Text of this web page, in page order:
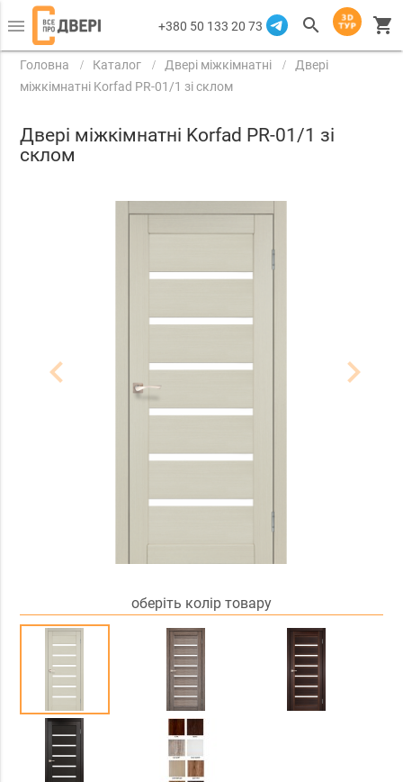
menu +380 50 133 20 73 search shopping_cart
Головна Каталог Двері міжкімнатні
Двері
міжкімнатні Korfad PR-01/1 зі склом
Двері міжкімнатні Korfad PR-01/1 зі
склом
navigate_before navigate_next
оберіть колір товару